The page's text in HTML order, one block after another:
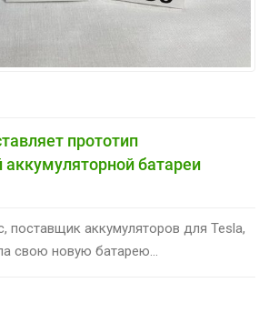
прототип
аккумуляторной батареи
поставщик аккумуляторов для Tesla,
свою новую батарею...